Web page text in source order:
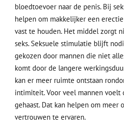
bloedtoevoer naar de penis. Bij
helpen om makkelijker een
vast te houden. Het middel zorgt
seks. Seksuele stimulatie blijft
gekozen door mannen die niet
komt door de langere
kan er meer ruimte ontstaan
intimiteit. Voor veel mannen
gehaast. Dat kan helpen om meer
vertrouwen te ervaren.